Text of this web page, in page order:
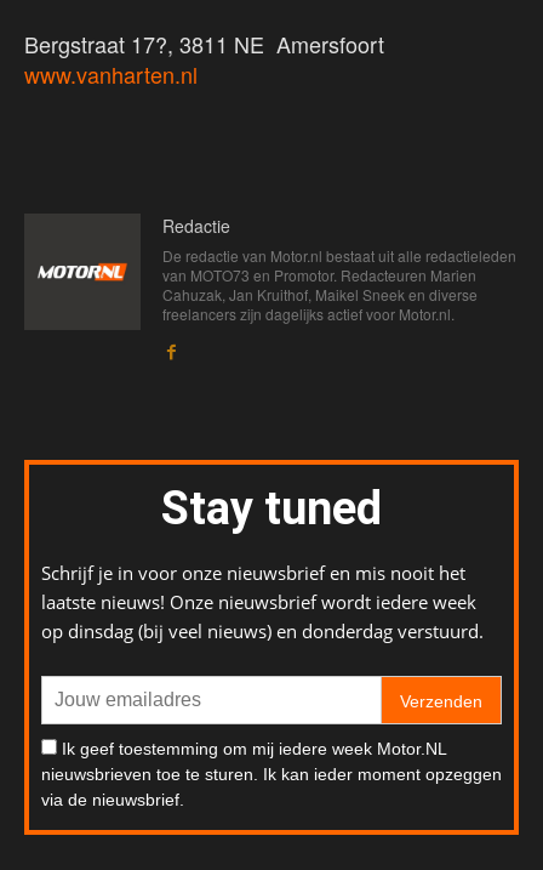
Bergstraat 17?, 3811 NE Amersfoort
www.vanharten.nl
Redactie
De redactie van Motor.nl bestaat uit alle redactieleden
van MOTO73 en Promotor. Redacteuren Marien
Cahuzak, Jan Kruithof, Maikel Sneek en diverse
freelancers zijn dagelijks actief voor Motor.nl.
Stay tuned
Schrijf je in voor onze nieuwsbrief en mis nooit het
laatste nieuws! Onze nieuwsbrief wordt iedere week
op dinsdag (bij veel nieuws) en donderdag verstuurd.
Verzenden
Ik geef toestemming om mij iedere week Motor.NL
nieuwsbrieven toe te sturen. Ik kan ieder moment opzeggen
via de nieuwsbrief.